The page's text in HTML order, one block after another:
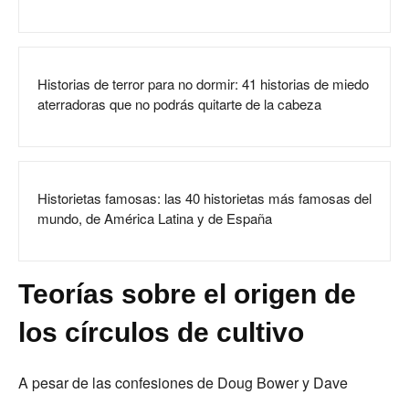
Historias de terror para no dormir: 41 historias de miedo
aterradoras que no podrás quitarte de la cabeza
Historietas famosas: las 40 historietas más famosas del
mundo, de América Latina y de España
Teorías sobre el origen de
los círculos de cultivo
A pesar de las confesiones de Doug Bower y Dave